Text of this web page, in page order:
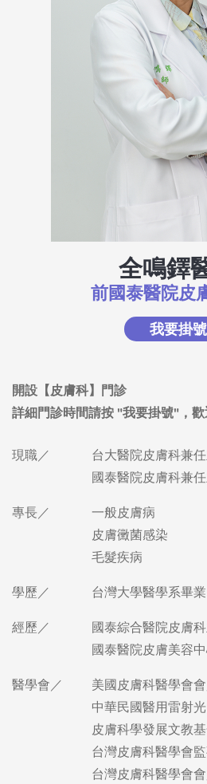
全鳴鐸
前國泰醫院皮
我要掛號
現職／
台大醫院皮膚科兼
國泰醫院皮膚科兼
專長／
一般皮膚病
皮膚黴菌感染
毛髮疾病
學歷／
台灣大學醫學系畢業
經歷／
國泰綜合醫院皮膚
國泰醫院皮膚美容
醫學會／
美國皮膚科醫學會
中華民國醫用雷射
皮膚科學發展文教
台灣皮膚科醫學會
台灣皮膚科醫學會